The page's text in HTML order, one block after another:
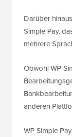
Darüber
Simple Pay,
mehrere
Obwohl WP
anderen
WP Simple